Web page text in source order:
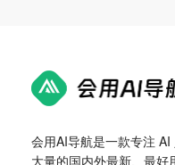
会用AI导航是一款专注
大量的国内外最新、最好